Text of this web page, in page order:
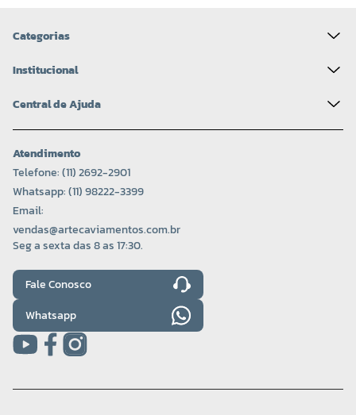
Categorias
Institucional
Central de Ajuda
Atendimento
Telefone: (11) 2692-2901
Whatsapp: (11) 98222-3399
Email:
vendas@artecaviamentos.com.br
Seg a sexta das 8 as 17:30.
Fale Conosco
Whatsapp